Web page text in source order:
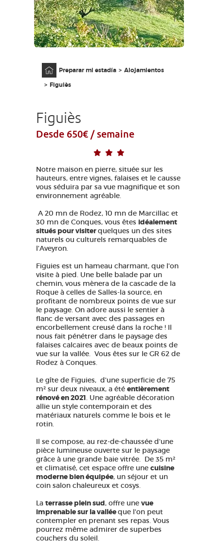
ES
Preparar mi estadía
Alojamientos
Figuiès
Figuiès
Desde 650€ / semaine
Notre maison en pierre, située sur les
hauteurs, entre vignes, falaises et le causse
vous séduira par sa vue magnifique et son
environnement agréable.
A 20 mn de Rodez, 10 mn de Marcillac et
30 mn de Conques, vous êtes idéalement
situés pour visiterquelques un des sites
naturels ou culturels remarquables de
l'Aveyron.
Figuies est un hameau charmant, que l'on
visite à pied. Une belle balade par un
chemin, vous mènera de la cascade de la
Roque à celles de Salles-la source, en
profitant de nombreux points de vue sur
le paysage. On adore aussi le sentier à
flanc de versant avec des passages en
encorbellement creusé dans la roche ! Il
nous fait pénétrer dans le paysage des
falaises calcaires avec de beaux points de
vue sur la vallée. Vous êtes sur le GR 62 de
Rodez à Conques.
Le gîte de Figuies, d'une superficie de 75
m² sur deux niveaux, a été entièrement
rénové en 2021. Une agréable décoration
allie un style contemporain et des
matériaux naturels comme le bois et le
rotin.
Il se compose, au rez-de-chaussée d'une
pièce lumineuse ouverte sur le paysage
grâce à une grande baie vitrée. De 35 m²
et climatisé, cet espace offre une cuisine
moderne bien équipée, un séjour et un
coin salon chaleureux et cosys.
La terrasse plein sud, offre une vue
imprenable sur la valléeque l'on peut
contempler en prenant ses repas. Vous
pourrez même admirer de superbes
couchers du soleil.